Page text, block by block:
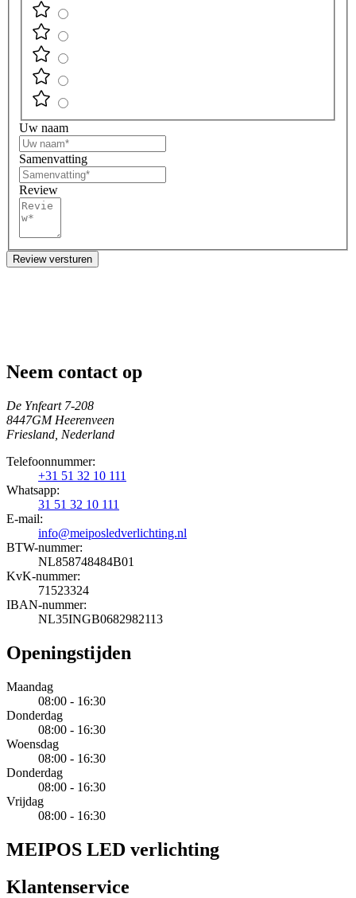
Uw naam
Samenvatting
Review
Review versturen
Neem contact op
De Ynfeart 7-208
8447GM Heerenveen
Friesland, Nederland
Telefoonnummer:
+31 51 32 10 111
Whatsapp:
31 51 32 10 111
E-mail:
info@meiposledverlichting.nl
BTW-nummer:
NL858748484B01
KvK-nummer:
71523324
IBAN-nummer:
NL35INGB0682982113
Openingstijden
Maandag
08:00 - 16:30
Donderdag
08:00 - 16:30
Woensdag
08:00 - 16:30
Donderdag
08:00 - 16:30
Vrijdag
08:00 - 16:30
MEIPOS LED verlichting
Klantenservice